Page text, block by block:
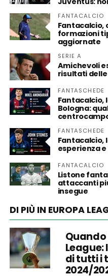
FANTACALCIO
Fantacalcio,
formazioni
aggiornate
SERIE A
Amichevoli
risultati delle
FANTASCHEDE
Fantacalcio,
Bologna:
FANTASCHEDE
Fantacalcio,
esperienza
FANTACALCIO
Listone
attaccanti
insegue
DI PIÙ IN EUROPA
Quando
di tutti i
2024/